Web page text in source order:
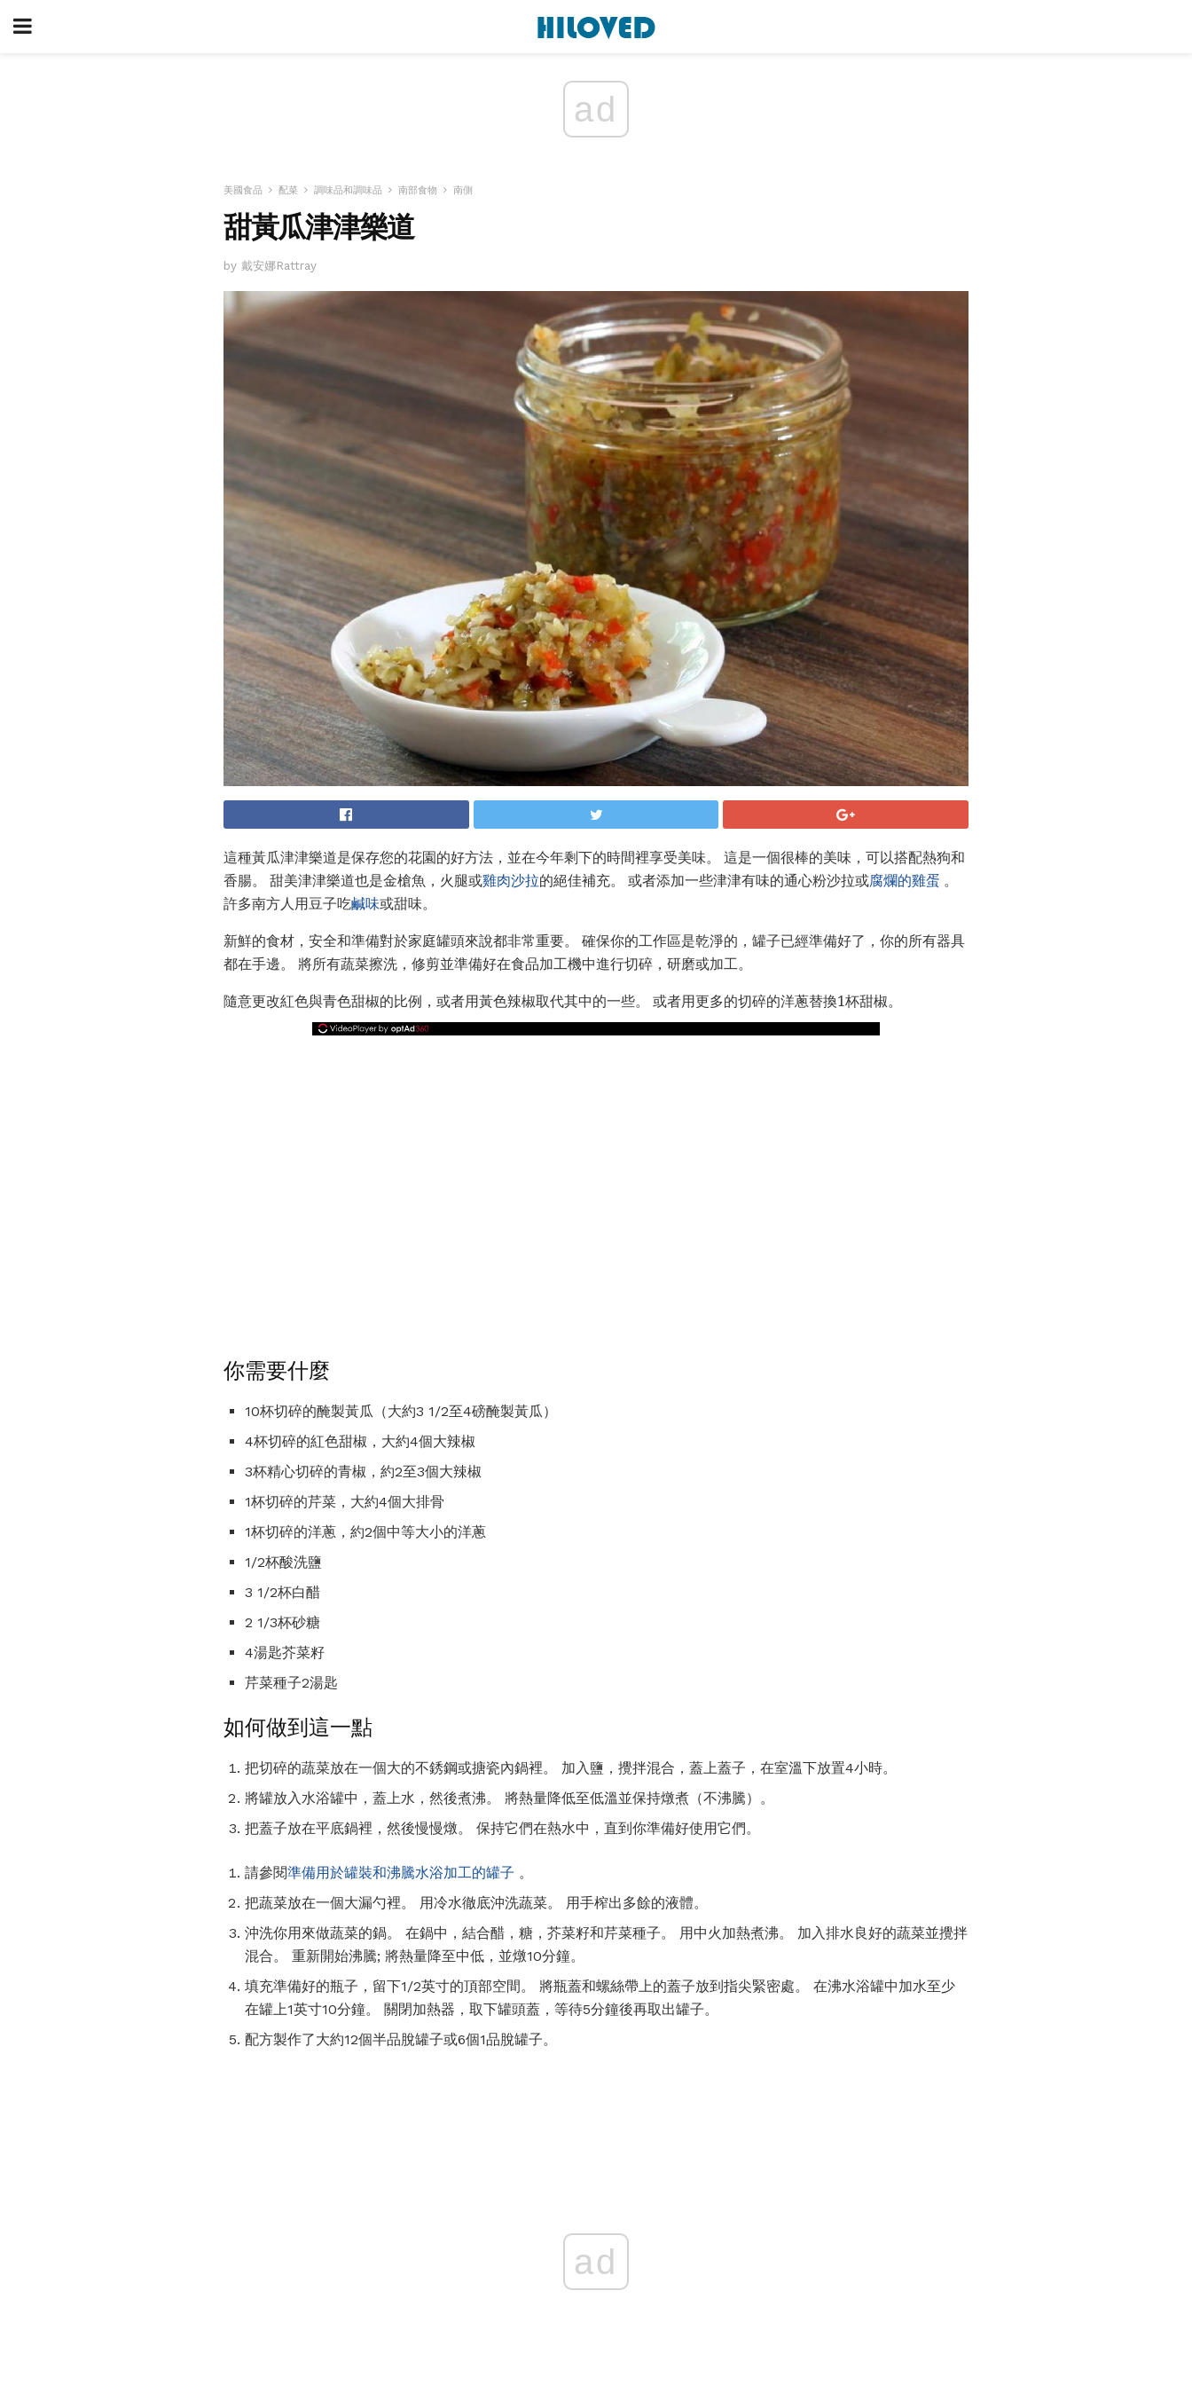
ad
美國食品 配菜 調味品和調味品 南部食物 南側
甜黃瓜津津樂道
by 戴安娜Rattray
這種黃瓜津津樂道是保存您的花園的好方法，並在今年剩下的時間裡享受美味。 這是一個很棒的美味，可以搭配熱狗和
香腸。 甜美津津樂道也是金槍魚，火腿或雞肉沙拉的絕佳補充。 或者添加一些津津有味的通心粉沙拉或腐爛的雞蛋 。
許多南方人用豆子吃鹹味或甜味。
新鮮的食材，安全和準備對於家庭罐頭來說都非常重要。 確保你的工作區是乾淨的，罐子已經準備好了，你的所有器具
都在手邊。 將所有蔬菜擦洗，修剪並準備好在食品加工機中進行切碎，研磨或加工。
隨意更改紅色與青色甜椒的比例，或者用黃色辣椒取代其中的一些。 或者用更多的切碎的洋蔥替換1杯甜椒。
你需要什麼
10杯切碎的醃製黃瓜（大約3 1/2至4磅醃製黃瓜）
4杯切碎的紅色甜椒，大約4個大辣椒
3杯精心切碎的青椒，約2至3個大辣椒
1杯切碎的芹菜，大約4個大排骨
1杯切碎的洋蔥，約2個中等大小的洋蔥
1/2杯酸洗鹽
3 1/2杯白醋
2 1/3杯砂糖
4湯匙芥菜籽
芹菜種子2湯匙
如何做到這一點
把切碎的蔬菜放在一個大的不銹鋼或搪瓷內鍋裡。 加入鹽，攪拌混合，蓋上蓋子，在室溫下放置4小時。
將罐放入水浴罐中，蓋上水，然後煮沸。 將熱量降低至低溫並保持燉煮（不沸騰）。
把蓋子放在平底鍋裡，然後慢慢燉。 保持它們在熱水中，直到你準備好使用它們。
請參閱準備用於罐裝和沸騰水浴加工的罐子 。
把蔬菜放在一個大漏勺裡。 用冷水徹底沖洗蔬菜。 用手榨出多餘的液體。
沖洗你用來做蔬菜的鍋。 在鍋中，結合醋，糖，芥菜籽和芹菜種子。 用中火加熱煮沸。 加入排水良好的蔬菜並攪拌
混合。 重新開始沸騰; 將熱量降至中低，並燉10分鐘。
填充準備好的瓶子，留下1/2英寸的頂部空間。 將瓶蓋和螺絲帶上的蓋子放到指尖緊密處。 在沸水浴罐中加水至少
在罐上1英寸10分鐘。 關閉加熱器，取下罐頭蓋，等待5分鐘後再取出罐子。
配方製作了大約12個半品脫罐子或6個1品脫罐子。
ad